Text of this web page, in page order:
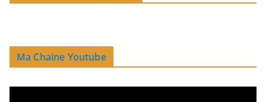
Ma Chaine Youtube